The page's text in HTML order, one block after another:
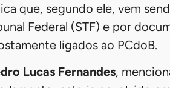
que, segundo ele, vem
Federal (STF) e por
ligados ao PCdoB.
Lucas Fernandes,